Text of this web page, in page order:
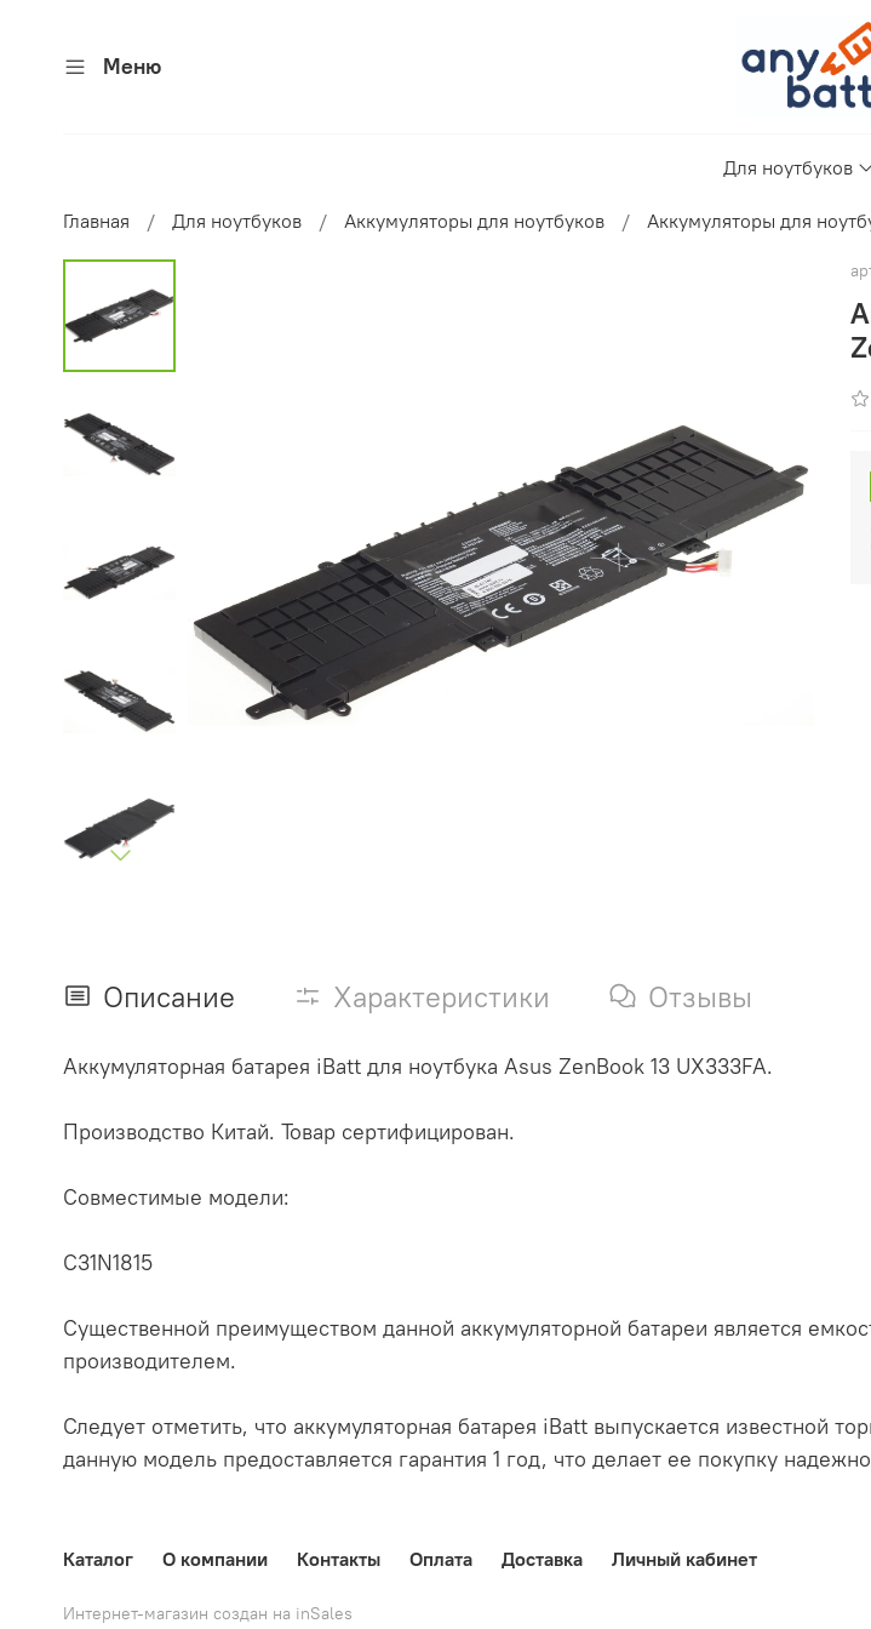
Меню
Для ноутбуков
Главная Для ноутбуков Аккумуляторы для ноутбуков Аккумуляторы для
Описание Характеристики Отзывы
Аккумуляторная батарея iBatt для ноутбука Asus ZenBook 13 UX333FA.
Производство Китай. Товар сертифицирован.
Совместимые модели:
C31N1815
Существенной преимуществом данной аккумуляторной батареи является
производителем.
Следует отметить, что аккумуляторная батарея iBatt выпускается известной
данную модель предоставляется гарантия 1 год, что делает ее покупку
Каталог О компании Контакты Оплата Доставка Личный кабинет
Интернет-магазин создан на inSales